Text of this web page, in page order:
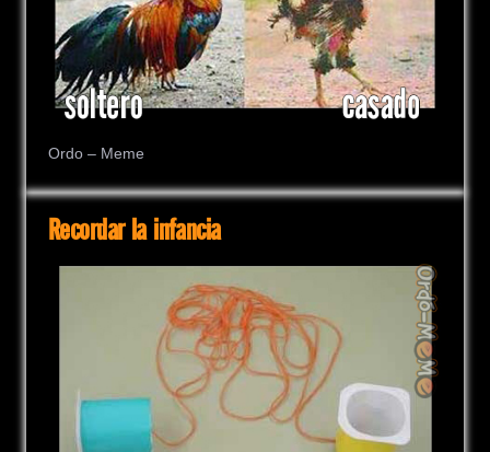
Ordo – Meme
Recordar la infancia